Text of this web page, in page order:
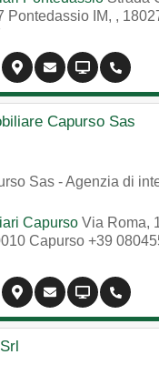
Pontedassio IM, ,
Capurso Sas
Sas - Agenzia di
Capurso Via Roma,
Capurso +39